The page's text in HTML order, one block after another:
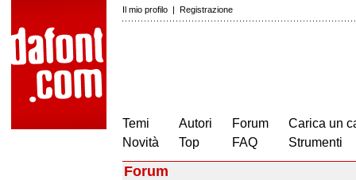
Il mio profilo | Registrazione
Temi
Novità
Autori
Top
Forum
FAQ
Carica un
Strumenti
Forum